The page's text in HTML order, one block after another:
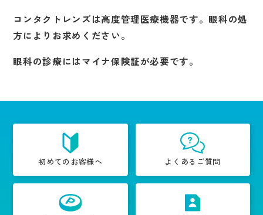
コンタクトレンズは高度管理医療機器です。眼科の処
方によりお求めください。
眼科の診療にはマイナ保険証が必要です。
初めてのお客様へ よくあるご質問